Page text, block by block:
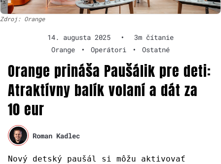
Zdroj: Orange
14. augusta 2025 •
3m čítanie
Orange
• Operátori • Ostatné
Orange prináša Paušálik pre deti:
Atraktívny balík volaní a dát za
10 eur
Roman Kadlec
Nový detský paušál si môžu aktivovať